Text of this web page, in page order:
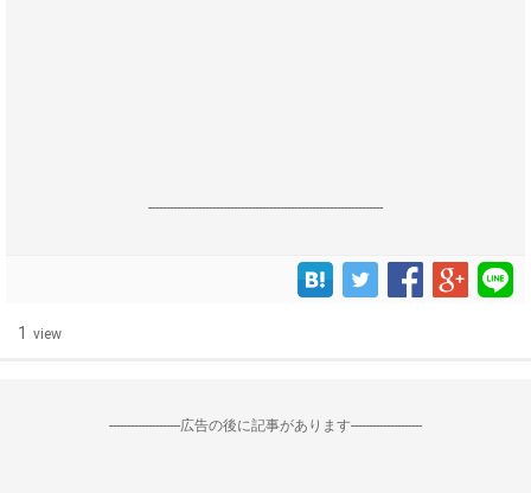
------------------------------------------------------------------
1 view
--------------------広告の後に記事があります--------------------